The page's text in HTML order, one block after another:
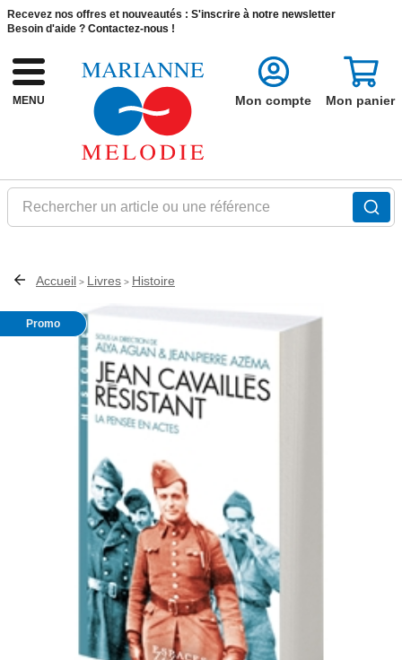
Recevez nos offres et nouveautés : S'inscrire à notre newsletter
Besoin d'aide ? Contactez-nous !
MENU
Rechercher un article ou une référence
Mon compte Mon panier
Accueil > Livres > Histoire
Promo